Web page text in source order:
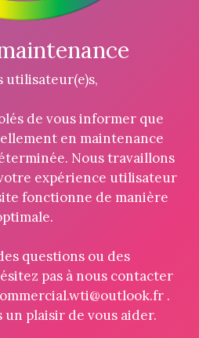
utilisateur(e)s,
de vous informer que
en maintenance
Nous travaillons
expérience utilisateur
fonctionne de manière
questions ou des
pas à nous contacter
.
un plaisir de vous aider.